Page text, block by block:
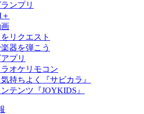
ンプリ
リクエスト
器を弾こう
プリ
オケリモコン
持ちよく『サビカラ』
テンツ『JOYKIDS』